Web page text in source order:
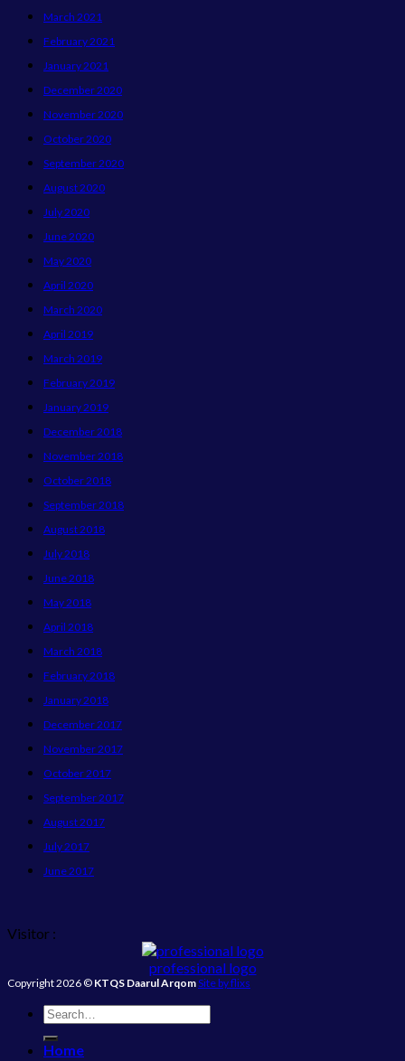
March 2021
February 2021
January 2021
December 2020
November 2020
October 2020
September 2020
August 2020
July 2020
June 2020
May 2020
April 2020
March 2020
April 2019
March 2019
February 2019
January 2019
December 2018
November 2018
October 2018
September 2018
August 2018
July 2018
June 2018
May 2018
April 2018
March 2018
February 2018
January 2018
December 2017
November 2017
October 2017
September 2017
August 2017
July 2017
June 2017
Visitor :
professional logo
Copyright 2026 © KTQS Daarul ArqomSite by flixs
Home